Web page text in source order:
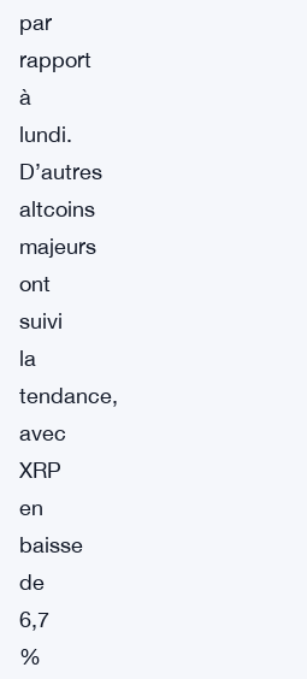
par
rapport
à
lundi.
D’autres
altcoins
majeurs
ont
suivi
la
tendance,
avec
XRP
en
baisse
de
6,7
%